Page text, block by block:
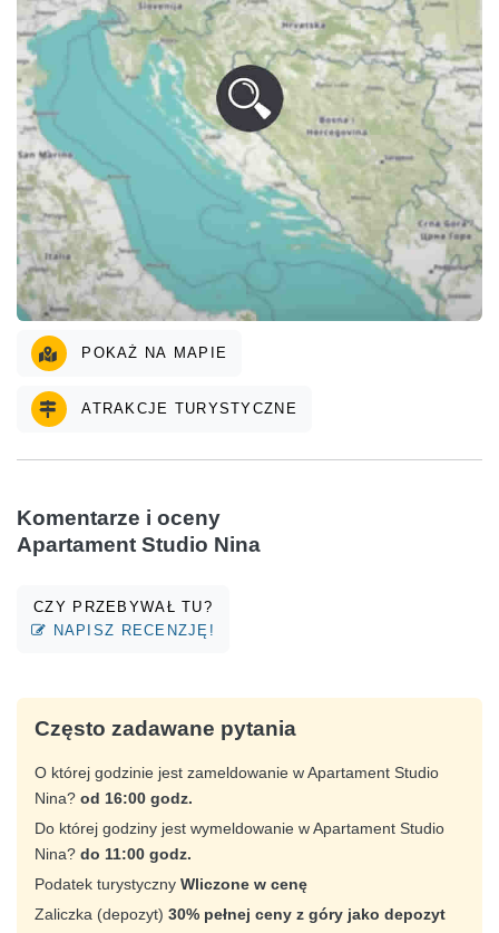
POKAŻ NA MAPIE
ATRAKCJE TURYSTYCZNE
Komentarze i oceny
Apartament Studio Nina
CZY PRZEBYWAŁ TU?
NAPISZ RECENZJĘ!
Często zadawane pytania
O której godzinie jest zameldowanie w Apartament Studio
Nina? od 16:00 godz.
Do której godziny jest wymeldowanie w Apartament Studio
Nina? do 11:00 godz.
Podatek turystyczny Wliczone w cenę
Zaliczka (depozyt) 30% pełnej ceny z góry jako depozyt